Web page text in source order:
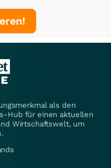
als den
Hub für einen aktuellen
Wirtschaftswelt, um